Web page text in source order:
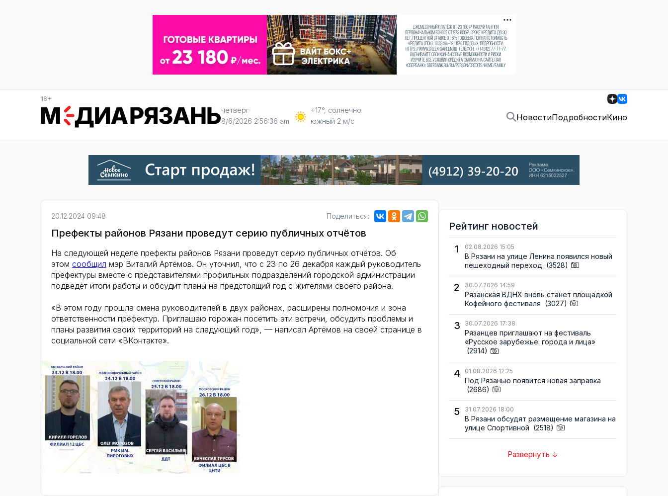
18+
четверг
8/6/2026 2:56:37 am
+17°, солнечно
южный 2 м/с
НовостиПодробностиКино
20.12.2024 09:48 Поделиться:
Префекты районов Рязани проведут серию публичных отчётов
На следующей неделе префекты районов Рязани проведут серию публичных отчётов. Об
этом сообщил мэр Виталий Артёмов. Он уточнил, что с 23 по 26 декабря каждый руководитель
префектуры вместе с представителями профильных подразделений городской администрации
подведёт итоги работы и обсудит планы на предстоящий год с жителями своего района.
«В этом году прошла смена руководителей в двух районах, расширены полномочия и зона
ответственности префектур. Приглашаю горожан посетить эти встречи, обсудить проблемы и
планы развития своих территорий на следующий год», — написал Артёмов на своей странице в
социальной сети «ВКонтакте».
Рейтинг новостей
1
02.08.2026 15:05
В Рязани на улице Ленина появился новый
пешеходный переход (3528)
2 30.07.2026 14:59
Рязанская ВДНХ вновь станет площадкой
Кофейного фестиваля (3027)
3 30.07.2026 17:38
Рязанцев приглашают на фестиваль
«Русское зарубежье: города и лица»
(2914)
4 01.08.2026 12:25
Под Рязанью появится новая заправка
(2686)
5 31.07.2026 18:00
В Рязани обсудят размещение магазина на
улице Спортивной (2518)
Развернуть ↓